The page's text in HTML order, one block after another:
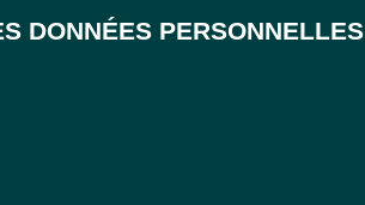
DONNÉES PERSONNELLES